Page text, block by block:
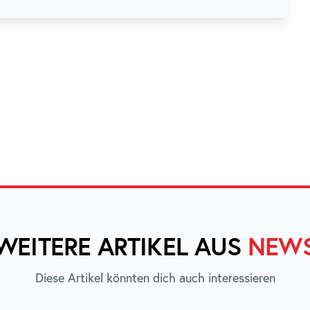
ARTIKEL AUS
Diese Artikel könnten dich auch interessieren